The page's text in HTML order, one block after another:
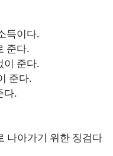
득이다.
준다.
이 준다.
준다.
다.
나아가기 위한 징검다